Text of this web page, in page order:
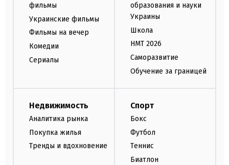
фильмы
Украинские фильмы
Фильмы на вечер
Комедии
Сериалы
образования и науки
Украины
Школа
НМТ 2026
Саморазвитие
Обучение за границей
Недвижимость
Аналитика рынка
Покупка жилья
Тренды и вдохновение
Спорт
Бокс
Футбол
Теннис
Биатлон